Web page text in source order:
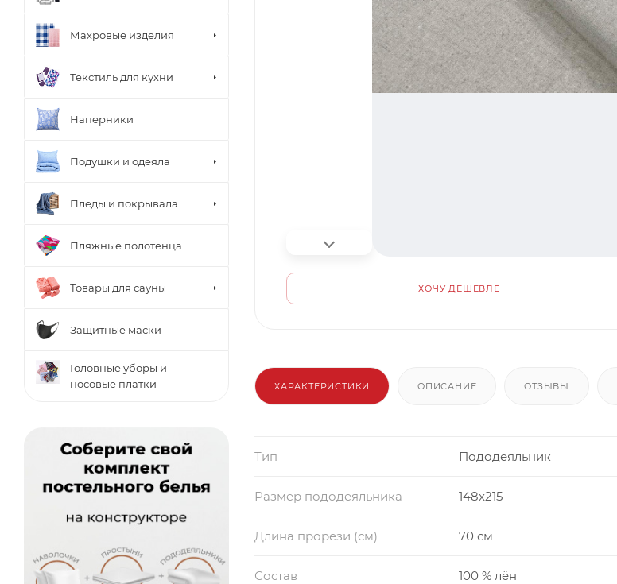
ХОЧУ ДЕШЕВЛЕ
ХАРАКТЕРИСТИКИ ОПИСАНИЕ ОТЗЫВЫ
Тип Пододеяльник
Размер пододеяльника 148x215
Длина прорези (см) 70 см
Состав 100 % лён
Махровые изделия
Текстиль для кухни
Наперники
Подушки и одеяла
Пледы и покрывала
Пляжные полотенца
Товары для сауны
Защитные маски
Головные уборы и
носовые платки